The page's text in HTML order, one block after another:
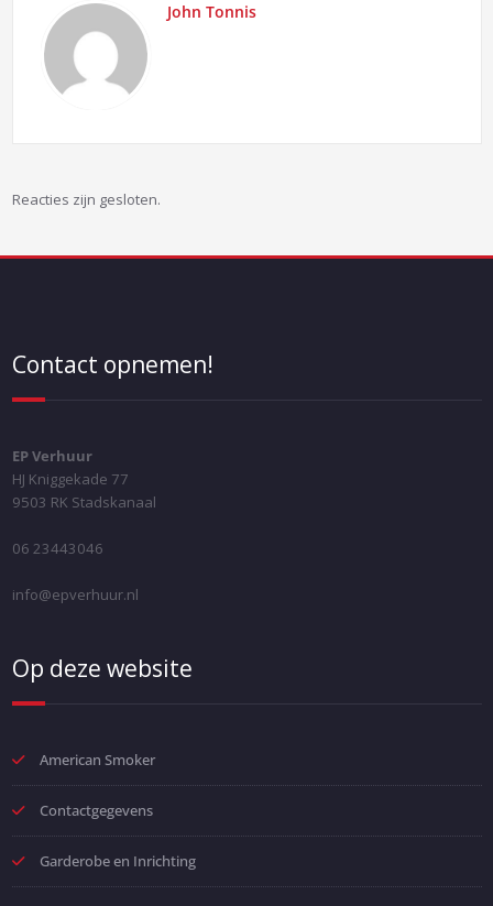
John Tonnis
Reacties zijn gesloten.
Contact opnemen!
EP Verhuur
HJ Kniggekade 77
9503 RK Stadskanaal
06 23443046
info@epverhuur.nl
Op deze website
American Smoker
Contactgegevens
Garderobe en Inrichting